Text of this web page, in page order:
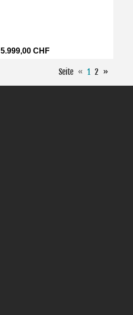
5.999,00 CHF
Seite « 1 2 »